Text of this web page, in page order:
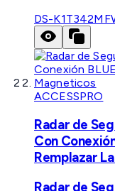
DS-
ACCESSPRO
Radar de
Con
Remplazar
Radar de